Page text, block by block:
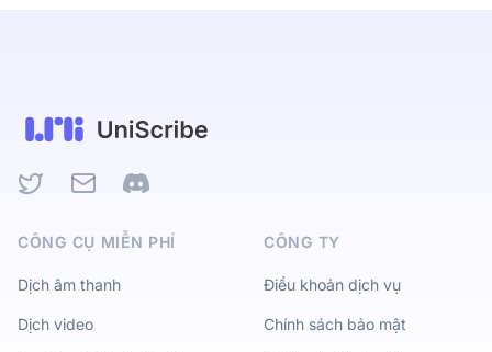
TwitterEmail Discord
CÔNG CỤ MIỄN PHÍ
Dịch âm thanh
Dịch video
CÔNG TY
Điều khoản dịch vụ
Chính sách bảo mật